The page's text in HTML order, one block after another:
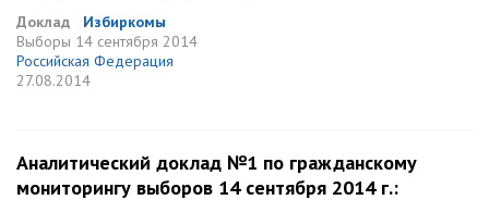
Доклад
Избиркомы
Выборы 14 сентября 2014
Российская Федерация
27.08.2014
Аналитический доклад №1 по гражданскому
мониторингу выборов 14 сентября 2014 г.: